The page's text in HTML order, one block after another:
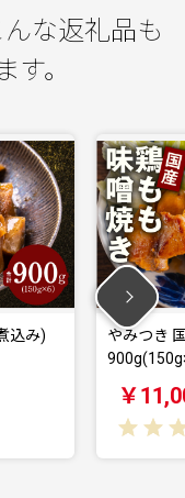
な返礼品も
。
み)
やみつき
￥